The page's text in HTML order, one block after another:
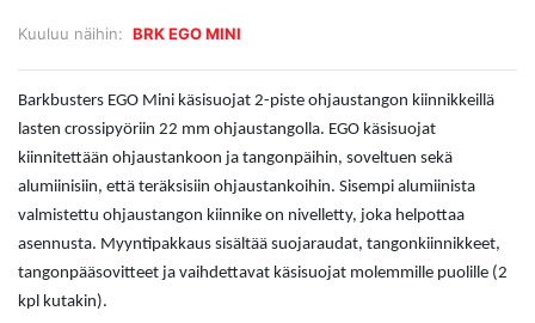
Kuuluu näihin: BRK EGO MINI
Barkbusters EGO Mini käsisuojat 2-piste ohjaustangon kiinnikkeillä
lasten crossipyöriin 22 mm ohjaustangolla. EGO käsisuojat
kiinnitettään ohjaustankoon ja tangonpäihin, soveltuen sekä
alumiinisiin, että teräksisiin ohjaustankoihin. Sisempi alumiinista
valmistettu ohjaustangon kiinnike on nivelletty, joka helpottaa
asennusta. Myyntipakkaus sisältää suojaraudat, tangonkiinnikkeet,
tangonpääsovitteet ja vaihdettavat käsisuojat molemmille puolille (2
kpl kutakin).